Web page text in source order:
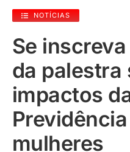
NOTÍCIAS
PUBLICAÇÕES
DOCUMENTOS
GALERIAS
NOTÍCIAS
Se
da palestra
impactos
mulheres